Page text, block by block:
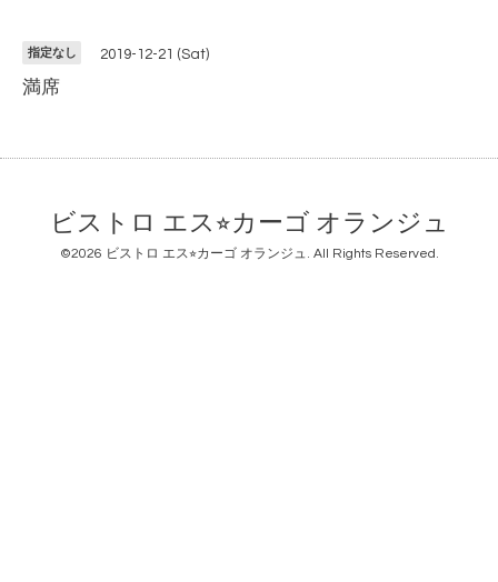
指定なし 2019-12-21 (Sat)
満席
ビストロ エス⭐︎カーゴ オランジュ
©2026 ビストロ エス⭐︎カーゴ オランジュ. All Rights Reserved.